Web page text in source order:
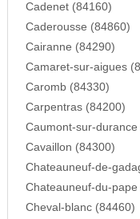
Cadenet (84160)
Caderousse (84860)
Cairanne (84290)
Camaret-sur-aigues
Caromb (84330)
Carpentras (84200)
Caumont-sur-durance
Cavaillon (84300)
Chateauneuf-de-
Chateauneuf-du-pape
Cheval-blanc (84460)